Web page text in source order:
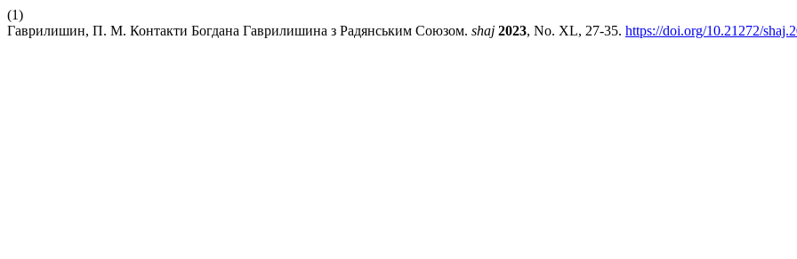
(1)
Гаврилишин, П. М. Контакти Богдана Гаврилишина з Радянським Союзом. shaj 2023, No. XL, 27-35. https://doi.org/10.21272/